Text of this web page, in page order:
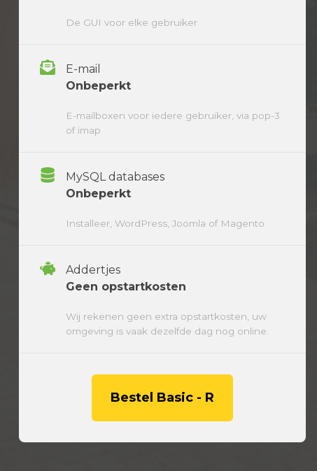
De GUI voor elke gebruiker
E-mail
Onbeperkt
E-mailboxen voor iedere gebruiker, via pop-3
of imap
MySQL databases
Onbeperkt
Installeer, WordPress, Joomla of Magento
Addertjes
Geen opstartkosten
Wij rekenen geen extra opstartkosten, uw
omgeving is vaak dezelfde dag nog online.
Bestel Basic - R